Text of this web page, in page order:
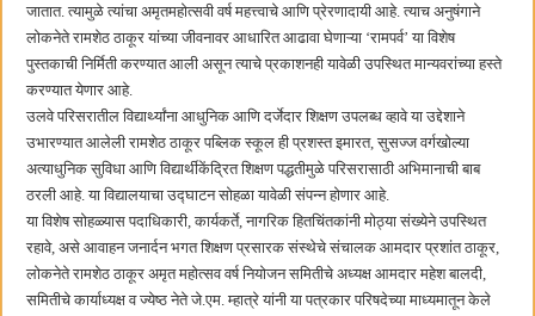
जातात. त्यामुळे त्यांचा अमृतमहोत्सवी वर्ष महत्त्वाचे आणि प्रेरणादायी आहे. त्याच अनुषंगाने
लोकनेते रामशेठ ठाकूर यांच्या जीवनावर आधारित आढावा घेणाऱ्या ‌‘रामपर्व‌’ या विशेष
पुस्तकाची निर्मिती करण्यात आली असून त्याचे प्रकाशनही यावेळी उपस्थित मान्यवरांच्या हस्ते
करण्यात येणार आहे.
उलवे परिसरातील विद्यार्थ्यांना आधुनिक आणि दर्जेदार शिक्षण उपलब्ध व्हावे या उद्देशाने
उभारण्यात आलेली रामशेठ ठाकूर पब्लिक स्कूल ही प्रशस्त इमारत, सुसज्ज वर्गखोल्या
अत्याधुनिक सुविधा आणि विद्यार्थीकेंद्रित शिक्षण पद्धतीमुळे परिसरासाठी अभिमानाची बाब
ठरली आहे. या विद्यालयाचा उद्घाटन सोहळा यावेळी संपन्न होणार आहे.
या विशेष सोहळ्यास पदाधिकारी, कार्यकर्ते, नागरिक हितचिंतकांनी मोठ्या संख्येने उपस्थित
रहावे, असे आवाहन जनार्दन भगत शिक्षण प्रसारक संस्थेचे संचालक आमदार प्रशांत ठाकूर,
लोकनेते रामशेठ ठाकूर अमृत महोत्सव वर्ष नियोजन समितीचे अध्यक्ष आमदार महेश बालदी,
समितीचे कार्याध्यक्ष व ज्येष्ठ नेते जे.एम. म्हात्रे यांनी या पत्रकार परिषदेच्या माध्यमातून केले